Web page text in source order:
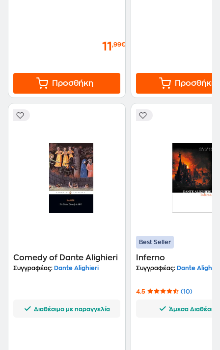
11 ,99€
Προσθήκη Προσθήκη
Comedy of Dante Alighieri
Συγγραφέας: Dante Alighieri
Διαθέσιμο με παραγγελία
Best Seller
Inferno
Συγγραφέας: Dante
4.5 (10)
Άμεσα Διαθέσιμο